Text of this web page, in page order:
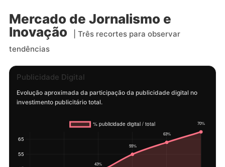
Mercado de Jornalismo e
Inovação
| Três recortes para observar
tendências
Publicidade Digital
Evolução aproximada da participação da publicidade digital no
investimento publicitário total.